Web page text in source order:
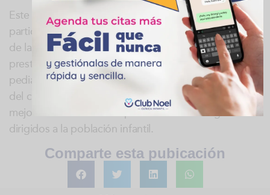
Este espacio académico que contó con la
participación de colaboradores, directivos y usuarios
de la Clínica, facilita la integralidad y continuidad a la
prestación de servicios de calidad en el área
pediátrica, y de igual forma, aporta a la promoción
del conocimiento científico que resulta valioso en la
mejora constante de los procedimientos diagnósticos
dirigidos a la población infantil.
Comparte esta pubicación